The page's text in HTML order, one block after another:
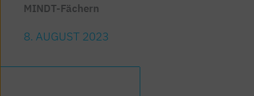
MINDT-Fächern
8. AUGUST 2023